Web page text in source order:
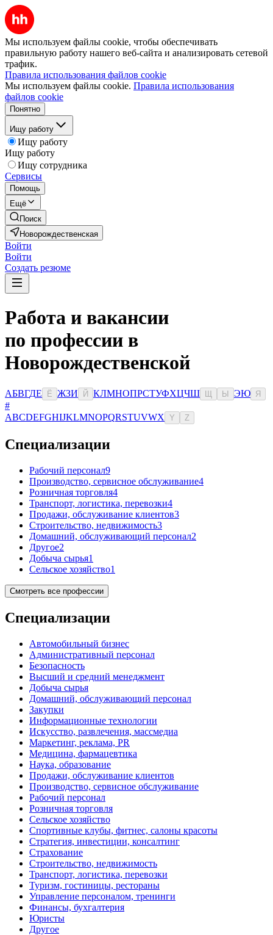
Мы используем файлы cookie, чтобы обеспечивать
правильную работу нашего веб-сайта и анализировать сетевой
трафик.
Правила использования файлов cookie
Мы используем файлы cookie. Правила использования
файлов cookie
Понятно
Ищу работу
Ищу работу
Ищу работу
Ищу сотрудника
Сервисы
Помощь
Ещё
Поиск
Новорождественская
Войти
Войти
Создать резюме
Работа и вакансии
по профессии в
Новорождественской
АБВГДЕ Ё ЖЗИ Й КЛМНОПРСТУФХЦЧШ Ы ЭЮ Я
#
ABCDEFGHIJKLMNOPQRSTUVWX Y Z
Специализации
Рабочий персонал9
Производство, сервисное обслуживание4
Розничная торговля4
Транспорт, логистика, перевозки4
Продажи, обслуживание клиентов3
Строительство, недвижимость3
Домашний, обслуживающий персонал2
Другое2
Добыча сырья1
Сельское хозяйство1
Смотреть все профессии
Специализации
Автомобильный бизнес
Административный персонал
Безопасность
Высший и средний менеджмент
Добыча сырья
Домашний, обслуживающий персонал
Закупки
Информационные технологии
Искусство, развлечения, массмедиа
Маркетинг, реклама, PR
Медицина, фармацевтика
Наука, образование
Продажи, обслуживание клиентов
Производство, сервисное обслуживание
Рабочий персонал
Розничная торговля
Сельское хозяйство
Спортивные клубы, фитнес, салоны красоты
Стратегия, инвестиции, консалтинг
Страхование
Строительство, недвижимость
Транспорт, логистика, перевозки
Туризм, гостиницы, рестораны
Управление персоналом, тренинги
Финансы, бухгалтерия
Юристы
Другое